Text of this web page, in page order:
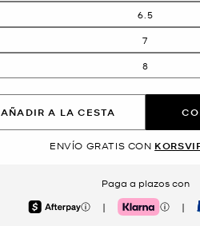
6.5
7
8
AÑADIR A LA CESTA
ENVÍO GRATIS CON
Paga a plazos con
Afterpay | Klarna |